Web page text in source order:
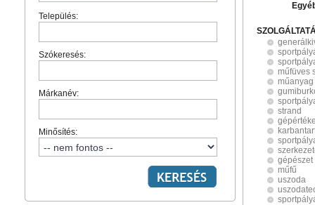
Település:
Szókeresés:
Márkanév:
Minősítés:
műfüves
strand
gépészet
műfű
uszoda